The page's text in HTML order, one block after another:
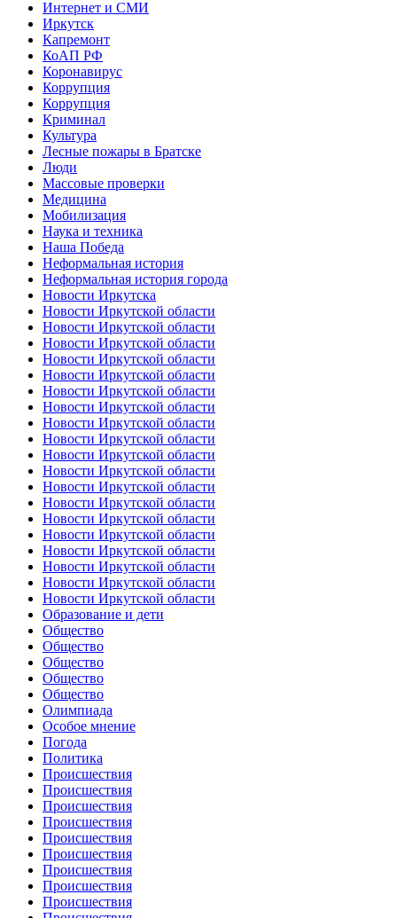
Интернет и СМИ
Иркутск
Капремонт
КоАП РФ
Коронавирус
Коррупция
Коррупция
Криминал
Культура
Лесные пожары в Братске
Люди
Массовые проверки
Медицина
Мобилизация
Наука и техника
Наша Победа
Неформальная история
Неформальная история города
Новости Иркутска
Новости Иркутской области
Новости Иркутской области
Новости Иркутской области
Новости Иркутской области
Новости Иркутской области
Новости Иркутской области
Новости Иркутской области
Новости Иркутской области
Новости Иркутской области
Новости Иркутской области
Новости Иркутской области
Новости Иркутской области
Новости Иркутской области
Новости Иркутской области
Новости Иркутской области
Новости Иркутской области
Новости Иркутской области
Новости Иркутской области
Новости Иркутской области
Образование и дети
Общество
Общество
Общество
Общество
Общество
Олимпиада
Особое мнение
Погода
Политика
Происшествия
Происшествия
Происшествия
Происшествия
Происшествия
Происшествия
Происшествия
Происшествия
Происшествия